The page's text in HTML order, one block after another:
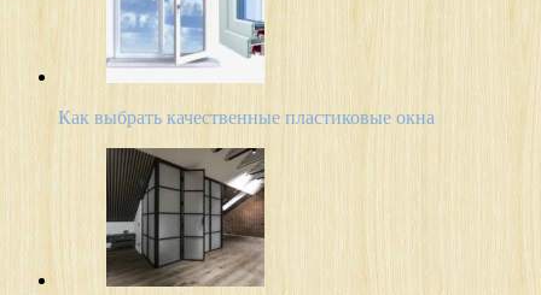
Как выбрать качественные пластиковые окна